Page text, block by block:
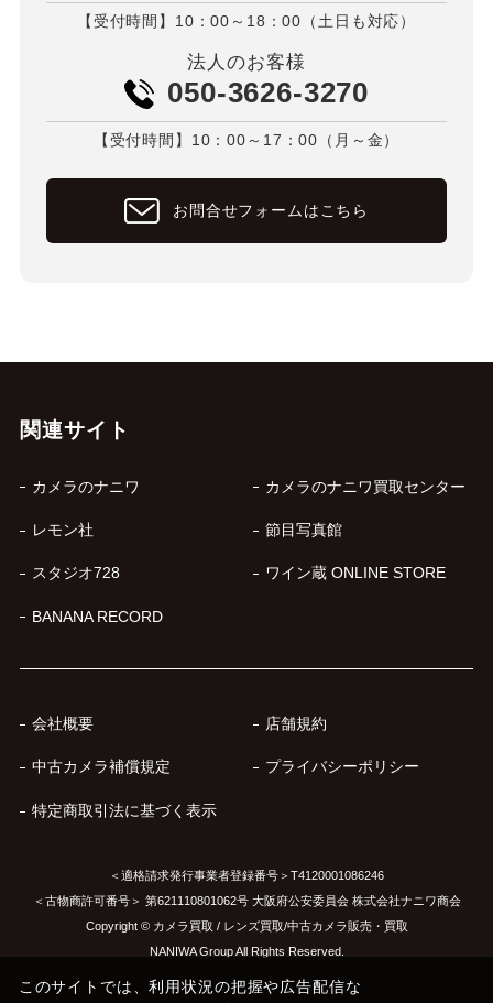
【受付時間】10：00～18：00（土日も対応）
法人のお客様
050-3626-3270
【受付時間】10：00～17：00（月～金）
お問合せフォームはこちら
関連サイト
カメラのナニワ カメラのナニワ買取センター
レモン社 節目写真館
スタジオ728 ワイン蔵 ONLINE STORE
BANANA RECORD
会社概要 店舗規約
中古カメラ補償規定 プライバシーポリシー
特定商取引法に基づく表示
＜適格請求発行事業者登録番号＞T4120001086246
＜古物商許可番号＞ 第621110801062号 大阪府公安委員会 株式会社ナニワ商会
Copyright © カメラ買取 / レンズ買取/中古カメラ販売・買取
NANIWA Group All Rights Reserved.
このサイトでは、利用状況の把握や広告配信な